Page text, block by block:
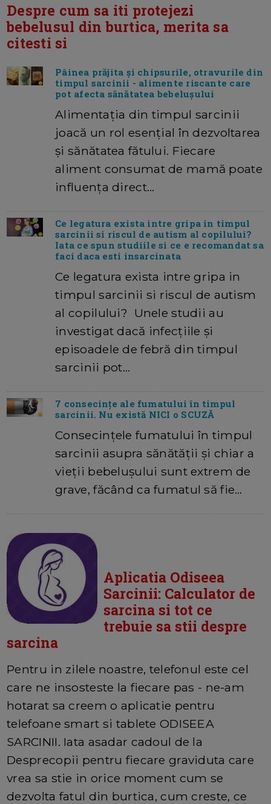
Despre cum sa iti protejezi
bebelusul din burtica, merita sa
citesti si
Pâinea prăjita și chipsurile, otravurile din
timpul sarcinii - alimente riscante care
pot afecta sănătatea bebelușului
Alimentația din timpul sarcinii
joacă un rol esențial în dezvoltarea
și sănătatea fătului. Fiecare
aliment consumat de mamă poate
influența direct…
Ce legatura exista intre gripa in timpul
sarcinii si riscul de autism al copilului?
Iata ce spun studiile si ce e recomandat sa
faci daca esti insarcinata
Ce legatura exista intre gripa in
timpul sarcinii si riscul de autism
al copilului? Unele studii au
investigat dacă infecțiile și
episoadele de febră din timpul
sarcinii pot…
7 consecințe ale fumatului în timpul
sarcinii. Nu există NICI o SCUZĂ
Consecințele fumatului în timpul
sarcinii asupra sănătății și chiar a
vieții bebelușului sunt extrem de
grave, făcând ca fumatul să fie…
Aplicatia Odiseea
Sarcinii: Calculator de
sarcina si tot ce
trebuie sa stii despre
sarcina
Pentru in zilele noastre, telefonul este cel
care ne insosteste la fiecare pas - ne-am
hotarat sa creem o aplicatie pentru
telefoane smart si tablete ODISEEA
SARCINII. Iata asadar cadoul de la
Desprecopii pentru fiecare graviduta care
vrea sa stie in orice moment cum se
dezvolta fatul din burtica, cum creste, ce